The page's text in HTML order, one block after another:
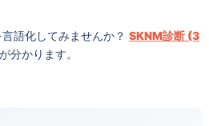
語化してみませんか？ SKNM診断 (3
分かります。